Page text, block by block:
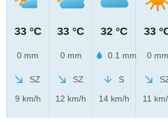
33 °C
0 mm
SZ
9 km/h
33 °C
0 mm
SZ
12 km/h
32 °C
0.1 mm
S
14 km/h
33
0 mm
11